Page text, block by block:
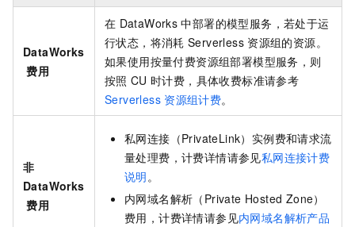
DataWorks
费用
在 DataWorks 中部署的模型服务，若处于运
行状态，将消耗 Serverless 资源组的资源。
如果使用按量付费资源组部署模型服务，则
按照 CU 时计费，具体收费标准请参考
Serverless 资源组计费。
非
DataWorks
费用
私网连接（PrivateLink）实例费和请求流
量处理费，计费详情请参见私网连接计费
说明。
内网域名解析（Private Hosted Zone）
费用，计费详情请参见内网域名解析产品